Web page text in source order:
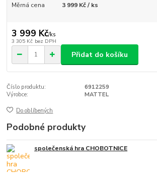
Měrná cena
3 999 Kč / ks
3 999 Kč/ks
3 305 Kč bez DPH
Přidat do košíku
Číslo produktu:
6912259
Výrobce:
MATTEL
Do oblíbených
Podobné produkty
společenská hra CHOBOTNICE